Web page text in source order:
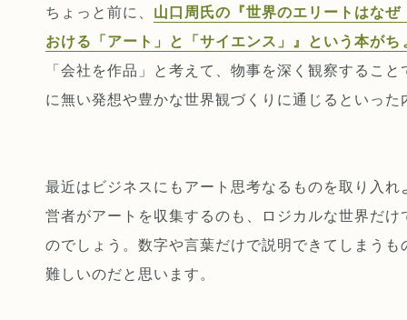
ちょっと前に、 山口周氏の『世界のエリートはな
おける「アート」と「サイエンス」』という本が
「会社を作品」と考えて、物事を深く観察するこ
に無い発想や豊かな世界観づくりに通じるといっ
最近はビジネスにもアート思考なるものを取り入
営者がアートを収集するのも、ロジカルな世界だ
のでしょう。数字や言葉だけで説明できてしまう
難しいのだと思います。